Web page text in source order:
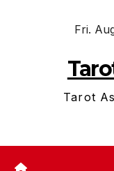
Fri.
Tarot